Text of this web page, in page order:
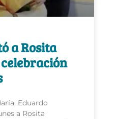
a Rosita
Eduardo
a Rosita